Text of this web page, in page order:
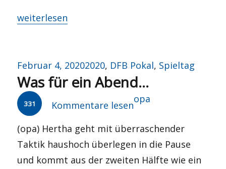
„Was wird aus Preetz?“
weiterlesen
Veröffentlicht
am
Februar 4, 2020Kategorien
2020, DFB Pokal, Spieltag
Was für ein Abend…
331 Kommentare lesen
Autor
opa
(opa) Hertha geht mit überraschender
Taktik haushoch überlegen in die Pause
und kommt aus der zweiten Hälfte wie ein